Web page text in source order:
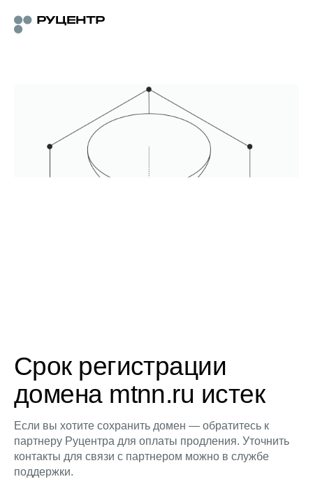
Срок регистрации
домена mtnn.ru истек
Если вы хотите сохранить домен — обратитесь к
партнеру Руцентра для оплаты продления. Уточнить
контакты для связи с партнером можно в службе
поддержки.